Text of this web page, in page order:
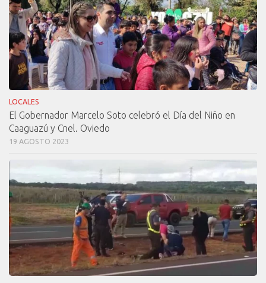
LOCALES
El Gobernador Marcelo Soto celebró el Día del Niño en
Caaguazú y Cnel. Oviedo
19 AGOSTO 2023